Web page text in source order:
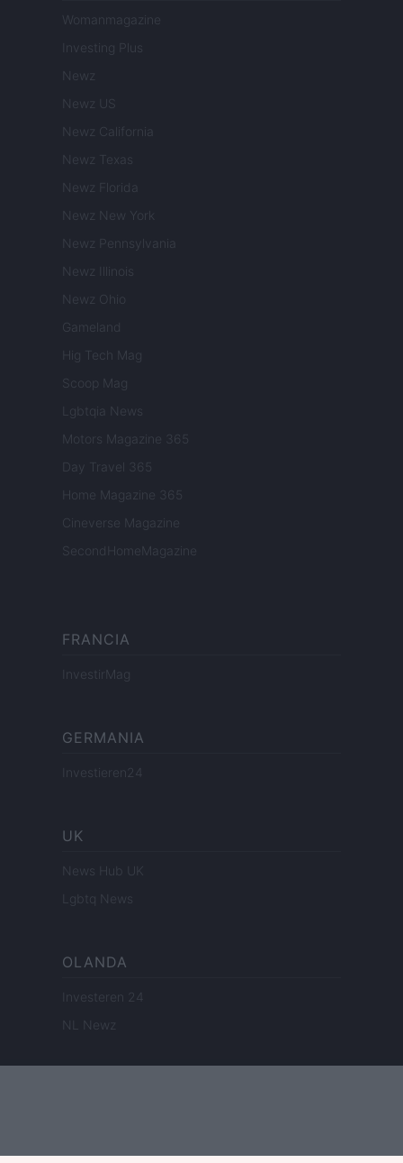
Womanmagazine
Investing Plus
Newz
Newz US
Newz California
Newz Texas
Newz Florida
Newz New York
Newz Pennsylvania
Newz Illinois
Newz Ohio
Gameland
Hig Tech Mag
Scoop Mag
Lgbtqia News
Motors Magazine 365
Day Travel 365
Home Magazine 365
Cineverse Magazine
SecondHomeMagazine
FRANCIA
InvestirMag
GERMANIA
Investieren24
UK
News Hub UK
Lgbtq News
OLANDA
Investeren 24
NL Newz